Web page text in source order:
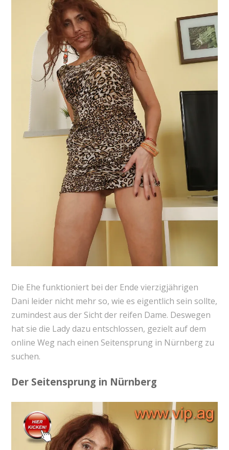
Die Ehe funktioniert bei der Ende vierzigjährigen
Dani leider nicht mehr so, wie es eigentlich sein sollte,
zumindest aus der Sicht der reifen Dame. Deswegen
hat sie die Lady dazu entschlossen, gezielt auf dem
online Weg nach einen Seitensprung in Nürnberg zu
suchen.
Der Seitensprung in Nürnberg